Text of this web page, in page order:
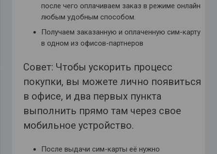
после чего оплачиваем заказ в режиме онлайн
любым удобным способом.
Получаем заказанную и оплаченную сим-карту
в одном из офисов-партнеров
Совет: Чтобы ускорить процесс
покупки, вы можете лично появиться
в офисе, и два первых пункта
выполнить прямо там через свое
мобильное устройство.
После выдачи сим-карты её нужно